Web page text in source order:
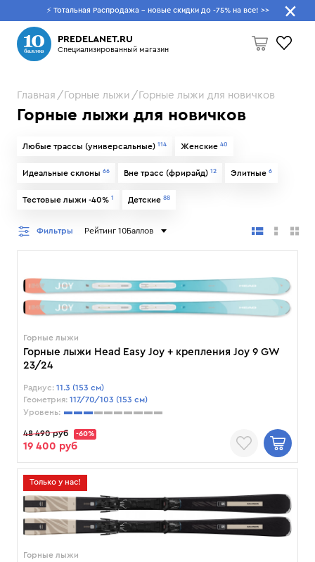
⚡ Тотальная Распродажа - новые скидки до -75% на все! >>
PREDELANET.RU
Специализированный магазин
Пусто
Что будем искать?
Главная Горные лыжи Горные лыжи для новичков
Горные лыжи для новичков
Любые трассы (универсальные) 114 Женские 40
Идеальные склоны 66 Вне трасс (фрирайд) 12 Элитные 6
Тестовые лыжи -40% 1 Детские 88
Фильтры Рейтинг 10Баллов
Горные лыжи
Горные лыжи Head Easy Joy + крепления Joy 9 GW
23/24
Радиус: 11.3 (153 см)
Геометрия: 117/70/103 (153 см)
Уровень:
48 490 руб -60%
19 400 руб
Только у нас!
Горные лыжи